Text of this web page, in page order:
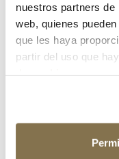
nuestros partners
web, quienes
que les haya
partir del uso que
¿Has olvidado tu